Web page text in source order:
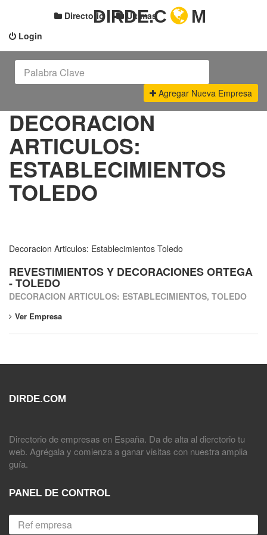
Login
Directorio Últimas
DIRDE.C M
Agregar Nueva Empresa
DECORACION
ARTICULOS:
ESTABLECIMIENTOS
TOLEDO
Decoracion Articulos: Establecimientos Toledo
REVESTIMIENTOS Y DECORACIONES ORTEGA
- TOLEDO
DECORACION ARTICULOS: ESTABLECIMIENTOS, TOLEDO
Ver Empresa
DIRDE.COM
Directorio de empresas en España. Da de alta al dierctorio tu
web. Agrégala y comienza a ganar visitas con nuestra amplia
guía.
PANEL DE CONTROL